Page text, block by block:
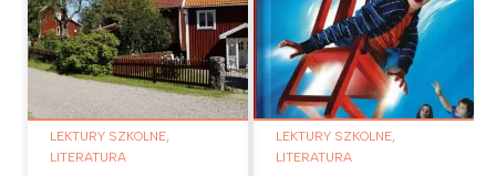
LEKTURY SZKOLNE,
LITERATURA
LEKTURY SZKOLNE,
LITERATURA